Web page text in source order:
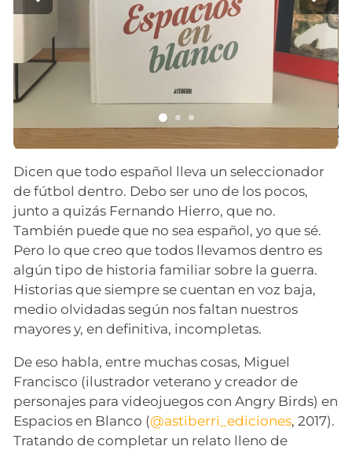
Dicen que todo español lleva un seleccionador
de fútbol dentro. Debo ser uno de los pocos,
junto a quizás Fernando Hierro, que no.
También puede que no sea español, yo que sé.
Pero lo que creo que todos llevamos dentro es
algún tipo de historia familiar sobre la guerra.
Historias que siempre se cuentan en voz baja,
medio olvidadas según nos faltan nuestros
mayores y, en definitiva, incompletas.
De eso habla, entre muchas cosas, Miguel
Francisco (ilustrador veterano y creador de
personajes para videojuegos con Angry Birds) en
Espacios en Blanco (@astiberri_ediciones, 2017).
Tratando de completar un relato lleno de